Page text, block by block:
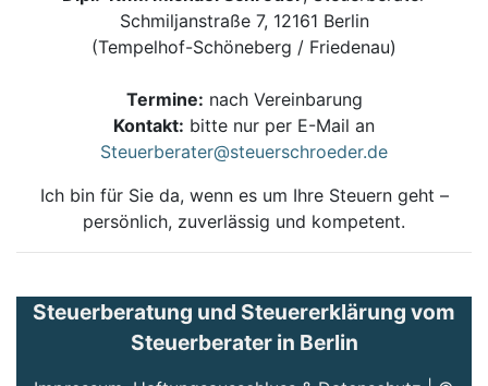
Schmiljanstraße 7, 12161 Berlin
(Tempelhof-Schöneberg / Friedenau)
Termine: nach Vereinbarung
Kontakt: bitte nur per E-Mail an
Steuerberater@steuerschroeder.de
Ich bin für Sie da, wenn es um Ihre Steuern geht –
persönlich, zuverlässig und kompetent.
Steuerberatung und Steuererklärung vom
Steuerberater in Berlin